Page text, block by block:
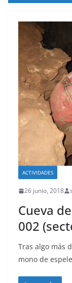
ACTIVIDADES
26 junio, 2018
Cueva
002
Tras algo más
mono de